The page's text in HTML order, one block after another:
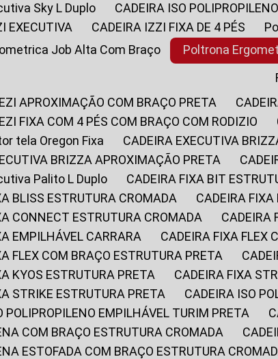
Sky L Duplo
CADEIRA ISO
EXECUTIVA
CADEIRA IZZI FIXA DE 4 PÉS
Job Alta Com Braço
Poltrona
APROXIMAÇÃO COM BRAÇO PRETA
FIXA COM 4 PÉS COM BRAÇO COM RODIZIO
tela Oregon Fixa
CADEIRA EXECUTIVA
BRIZZA APROXIMAÇÃO PRETA
Palito L Duplo
CADEIRA FIXA BIT
BLISS ESTRUTURA CROMADA
CADEIRA
CONNECT ESTRUTURA CROMADA
EMPILHÁVEL CARRARA
CADEIRA FIXA
FLEX COM BRAÇO ESTRUTURA PRETA
KYOS ESTRUTURA PRETA
CADEIRA FIXA
STRIKE ESTRUTURA PRETA
CADEIRA ISO
POLIPROPILENO EMPILHÁVEL TURIM PRETA
COM BRAÇO ESTRUTURA CROMADA
ESTOFADA COM BRAÇO ESTRUTURA